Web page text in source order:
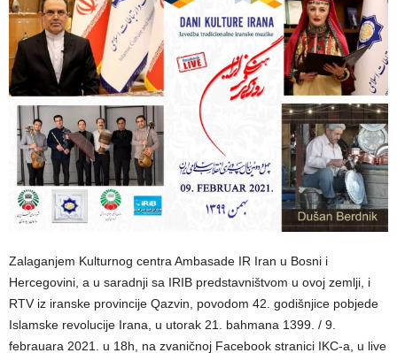
Zalaganjem Kulturnog centra Ambasade IR Iran u Bosni i
Hercegovini, a u saradnji sa IRIB predstavništvom u ovoj zemlji, i
RTV iz iranske provincije Qazvin, povodom 42. godišnjice pobjede
Islamske revolucije Irana, u utorak 21. bahmana 1399. / 9.
febrauara 2021. u 18h, na zvaničnoj Facebook stranici IKC-a, u live